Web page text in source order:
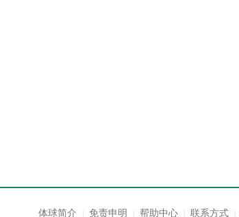
体球简介 免责申明 帮助中心 联系方式